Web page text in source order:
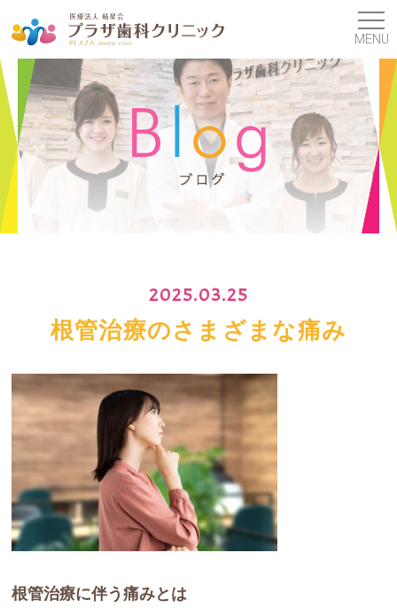
MENU
2025.03.25
根管治療のさまざまな痛み
根管治療に伴う痛みとは